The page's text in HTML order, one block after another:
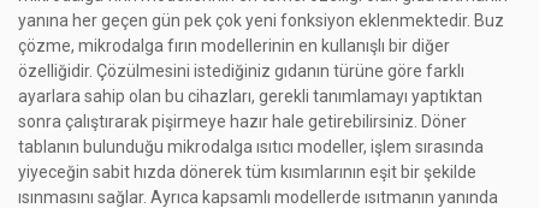
yanına her geçen gün pek çok yeni fonksiyon eklenmektedir. Buz
çözme, mikrodalga fırın modellerinin en kullanışlı bir diğer
özelliğidir. Çözülmesini istediğiniz gıdanın türüne göre farklı
ayarlara sahip olan bu cihazları, gerekli tanımlamayı yaptıktan
sonra çalıştırarak pişirmeye hazır hale getirebilirsiniz. Döner
tablanın bulunduğu mikrodalga ısıtıcı modeller, işlem sırasında
yiyeceğin sabit hızda dönerek tüm kısımlarının eşit bir şekilde
ısınmasını sağlar. Ayrıca kapsamlı modellerde ısıtmanın yanında